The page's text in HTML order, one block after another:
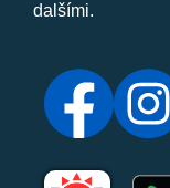
dalšími.